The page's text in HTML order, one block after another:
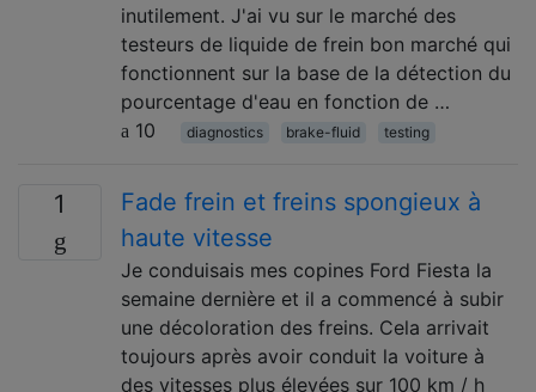
inutilement. J'ai vu sur le marché des
testeurs de liquide de frein bon marché qui
fonctionnent sur la base de la détection du
pourcentage d'eau en fonction de …
10
diagnostics brake-fluid testing
1
Fade frein et freins spongieux à
haute vitesse
Je conduisais mes copines Ford Fiesta la
semaine dernière et il a commencé à subir
une décoloration des freins. Cela arrivait
toujours après avoir conduit la voiture à
des vitesses plus élevées sur 100 km / h